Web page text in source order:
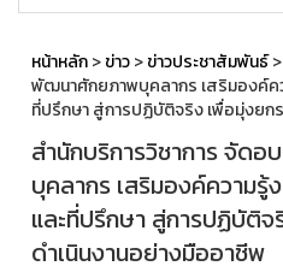
หน้าหลัก>ข่าว>ข่าวประชาสัมพันธ์>
พัฒนาศักยภาพบุคลากร เสริมองค์ค
ที่ปรึกษา สู่การปฏิบัติจริง เพื่อมุ่งยก
สำนักบริการวิชาการ จัด
บุคลากร เสริมองค์ความรู้
และที่ปรึกษา สู่การปฏิบัติ
ดำเนินงานอย่างมืออาชีพ